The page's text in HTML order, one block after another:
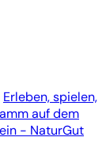
Erleben, spielen,
auf dem
- NaturGut